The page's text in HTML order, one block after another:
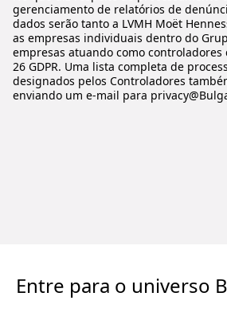
gerenciamento de relatórios de
dados serão tanto a LVMH Moët
as empresas individuais dentro do
empresas atuando como
26 GDPR. Uma lista completa de
designados pelos Controladores
enviando um e-mail para
Entre para o universo